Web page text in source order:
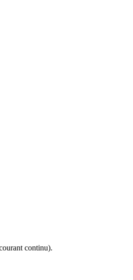
continu).